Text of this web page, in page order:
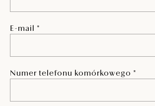
E-mail *
Numer telefonu komórkowego *